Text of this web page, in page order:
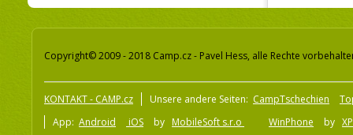
Copyright© 2009 - 2018 Camp.cz - Pavel Hess, alle Rechte
KONTAKT - CAMP.cz Unsere andere Seiten: CampTschechien
App: Android iOS by MobileSoft s.r.o WinPhone by